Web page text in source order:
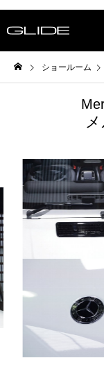
ショールーム